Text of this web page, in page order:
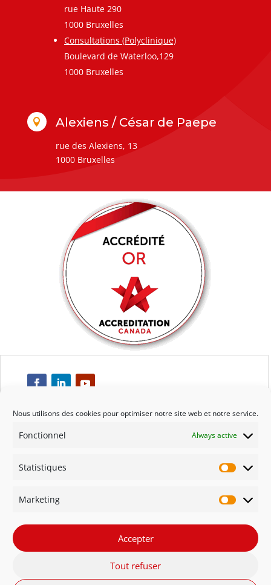
Nous utilisons des cookies pour optimiser notre site web et notre service.
Fonctionnel Always active
Statistiques
Marketing
Accepter
Tout refuser
rue Haute 290
1000 Bruxelles
Consultations (Polyclinique)
Boulevard de Waterloo,129
1000 Bruxelles
 Alexiens / César de Paepe
rue des Alexiens, 13
1000 Bruxelles
Respect
Engagement
Qualité